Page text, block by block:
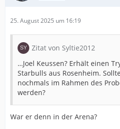
25. August 2025 um 16:19
Zitat von Syltie2012
…Joel Keussen? Erhält einen
Starbulls aus Rosenheim.
nochmals im Rahmen des
werden?
War er denn in der Arena?